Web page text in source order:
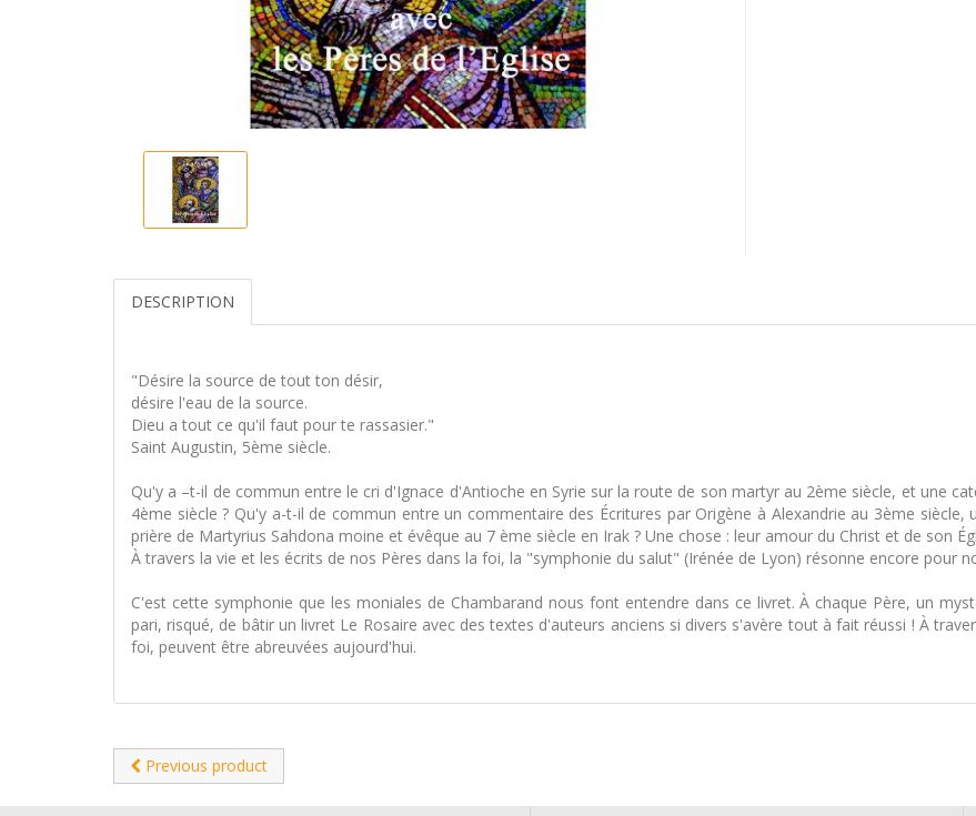
DESCRIPTION
"Désire la source de tout ton désir,
désire l'eau de la source.
Dieu a tout ce qu'il faut pour te rassasier."
Saint Augustin, 5ème siècle.
Qu'y a –t-il de commun entre le cri d'Ignace d'Antioche en Syrie sur la route de son martyr au 2ème siècle, et une
4ème siècle ? Qu'y a-t-il de commun entre un commentaire des Écritures par Origène à Alexandrie au 3ème
prière de Martyrius Sahdona moine et évêque au 7 ème siècle en Irak ? Une chose : leur amour du Christ et de son
À travers la vie et les écrits de nos Pères dans la foi, la "symphonie du salut" (Irénée de Lyon) résonne encore pour
C'est cette symphonie que les moniales de Chambarand nous font entendre dans ce livret. À chaque Père, un
pari, risqué, de bâtir un livret Le Rosaire avec des textes d'auteurs anciens si divers s'avère tout à fait réussi ! À
foi, peuvent être abreuvées aujourd'hui.
Previous product